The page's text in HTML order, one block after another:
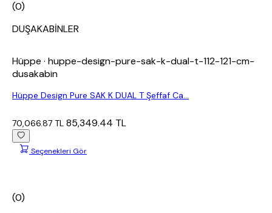
(0)
DUŞAKABİNLER
Hüppe · huppe-design-pure-sak-k-dual-t-112-121-cm-
dusakabin
Hüppe Design Pure SAK K DUAL T Şeffaf Ca...
70,066.87 TL 85,349.44 TL
Seçenekleri Gör
(0)